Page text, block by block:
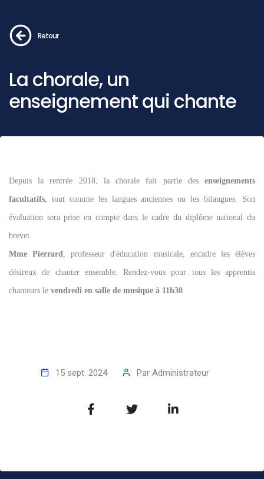
Retour
La chorale, un
enseignement qui chante
Depuis la rentrée 2018, la chorale fait partie desenseignements
facultatifs, tout comme les langues anciennes ou les bilangues. Son
évaluation sera prise en compte dans le cadre du diplôme national du
brevet.
Mme Pierrard, professeur d'éducation musicale, encadre les élèves
désireux de chanter ensemble. Rendez-vous pour tous les apprentis
chanteurs le vendredi en salle de musique à 11h30.
15 sept. 2024 Par Administrateur